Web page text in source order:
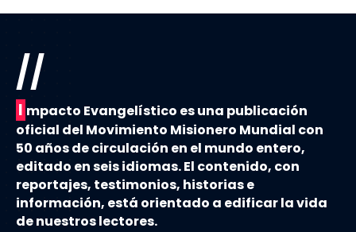
//
I mpacto Evangelístico es una publicación
oficial del Movimiento Misionero Mundial con
50 años de circulación en el mundo entero,
editado en seis idiomas. El contenido, con
reportajes, testimonios, historias e
información, está orientado a edificar la vida
de nuestros lectores.